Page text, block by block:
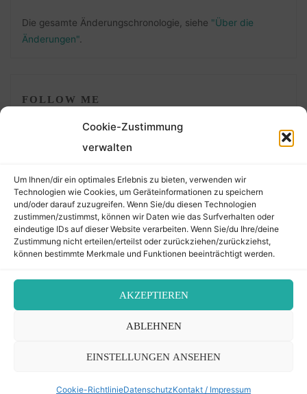
Cookie-Zustimmung
verwalten
Um Ihnen/dir ein optimales Erlebnis zu bieten, verwenden wir
Technologien wie Cookies, um Geräteinformationen zu speichern
und/oder darauf zuzugreifen. Wenn Sie/du diesen Technologien
zustimmen/zustimmst, können wir Daten wie das Surfverhalten oder
eindeutige IDs auf dieser Website verarbeiten. Wenn Sie/du Ihre/deine
Zustimmung nicht erteilen/erteilst oder zurückziehen/zurückziehst,
können bestimmte Merkmale und Funktionen beeinträchtigt werden.
AKZEPTIEREN
ABLEHNEN
EINSTELLUNGEN ANSEHEN
Cookie-RichtlinieDatenschutzKontakt / Impressum
Die gesamte Änderungschronologie, siehe "Über die
Änderungen".
FOLLOW ME
©2026 Der Transkribierer
Kontakt / Impressum
Cookie-Richtlinie (EU)
Back
to